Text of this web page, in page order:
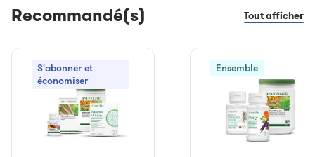
Recommandé(s) Tout afficher
S'abonner et
économiser
Ensemble